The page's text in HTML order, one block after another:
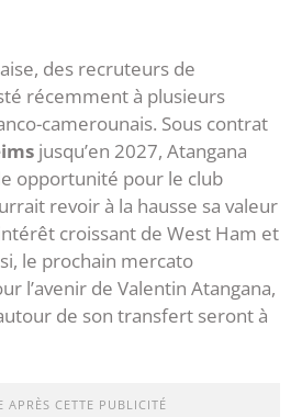
des recruteurs de
récemment à plusieurs
camerounais. Sous contrat
jusqu’en 2027, Atangana
opportunité pour le club
revoir à la hausse sa valeur
croissant de West Ham et
le prochain mercato
l’avenir de Valentin Atangana,
de son transfert seront à
APRÈS CETTE PUBLICITÉ